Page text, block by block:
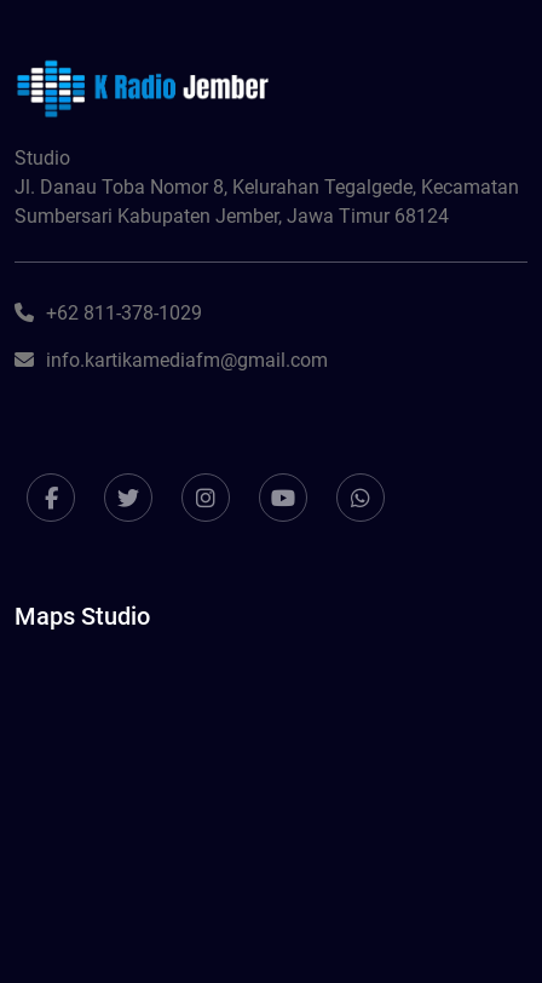
Studio
Jl. Danau Toba Nomor 8, Kelurahan Tegalgede, Kecamatan
Sumbersari Kabupaten Jember, Jawa Timur 68124
+62 811-378-1029
info.kartikamediafm@gmail.com
Maps Studio